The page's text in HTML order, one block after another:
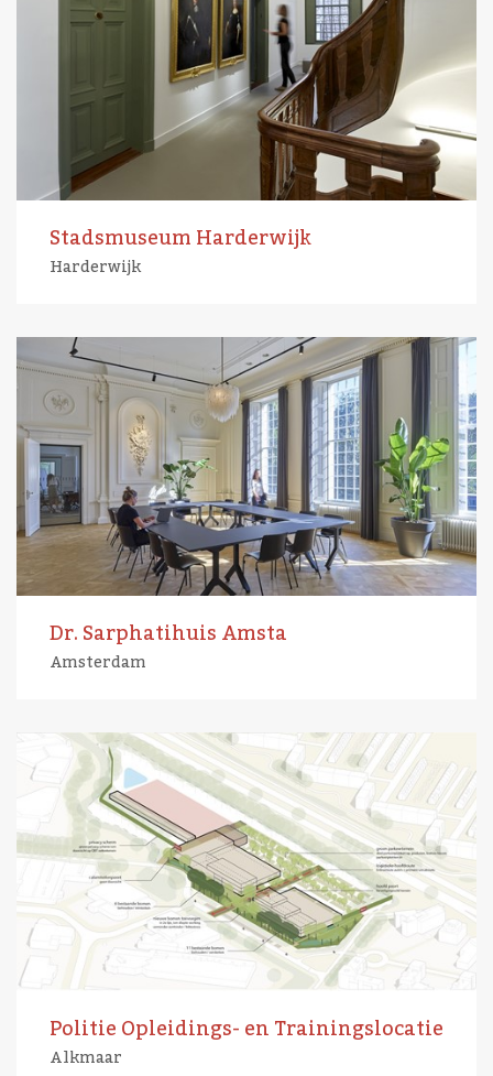
Stadsmuseum Harderwijk
Harderwijk
Dr. Sarphatihuis Amsta
Amsterdam
Politie Opleidings- en Trainingslocatie
Alkmaar